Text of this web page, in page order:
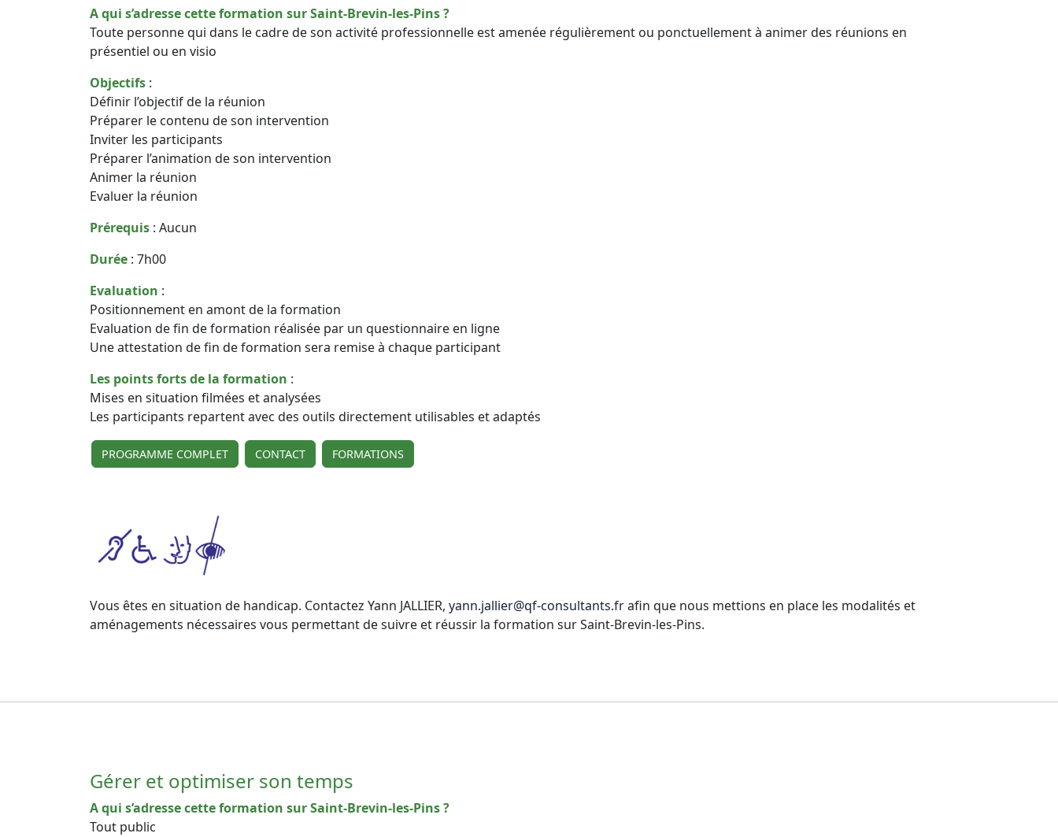
A qui s’adresse cette formation sur Saint-Brevin-les-Pins ?
Toute personne qui dans le cadre de son activité professionnelle est amenée régulièrement ou ponctuellement à animer des réunions en
présentiel ou en visio
Objectifs :
Définir l’objectif de la réunion
Préparer le contenu de son intervention
Inviter les participants
Préparer l’animation de son intervention
Animer la réunion
Evaluer la réunion
Prérequis : Aucun
Durée : 7h00
Evaluation :
Positionnement en amont de la formation
Evaluation de fin de formation réalisée par un questionnaire en ligne
Une attestation de fin de formation sera remise à chaque participant
Les points forts de la formation :
Mises en situation filmées et analysées
Les participants repartent avec des outils directement utilisables et adaptés
PROGRAMME COMPLET CONTACT FORMATIONS
Vous êtes en situation de handicap. Contactez Yann JALLIER, yann.jallier@qf-consultants.frafin que nous mettions en place les modalités et
aménagements nécessaires vous permettant de suivre et réussir la formation sur Saint-Brevin-les-Pins.
Gérer et optimiser son temps
A qui s’adresse cette formation sur Saint-Brevin-les-Pins ?
Tout public